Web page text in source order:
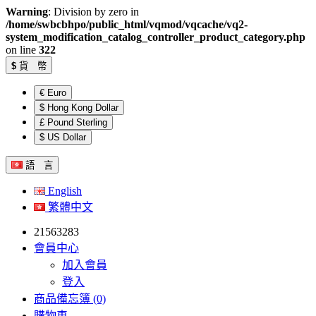
Warning: Division by zero in
/home/swbcbhpo/public_html/vqmod/vqcache/vq2-
system_modification_catalog_controller_product_category.php
on line 322
$ 貨 幣
€ Euro
$ Hong Kong Dollar
£ Pound Sterling
$ US Dollar
語 言
English
繁體中文
21563283
會員中心
加入會員
登入
商品備忘簿 (0)